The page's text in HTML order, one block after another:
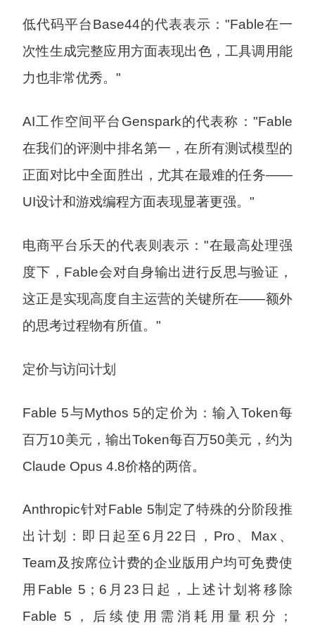
低代码平台Base44的代表表示："Fable在一
次性生成完整应用方面表现出色，工具调用能
力也非常优秀。"
AI工作空间平台Genspark的代表称："Fable
在我们的评测中排名第一，在所有测试模型的
正面对比中全面胜出，尤其在最难的任务——
UI设计和游戏编程方面表现显著更强。"
电商平台乐天的代表则表示："在最高处理强
度下，Fable会对自身输出进行反思与验证，
这正是实现高度自主运营的关键所在——额外
的思考过程物有所值。"
定价与访问计划
Fable 5与Mythos 5的定价为：输入Token每
百万10美元，输出Token每百万50美元，约为
Claude Opus 4.8价格的两倍。
Anthropic针对Fable 5制定了特殊的分阶段推
出计划：即日起至6月22日，Pro、Max、
Team及按席位计费的企业版用户均可免费使
用Fable 5；6月23日起，上述计划将移除
Fable 5，后续使用需消耗用量积分；